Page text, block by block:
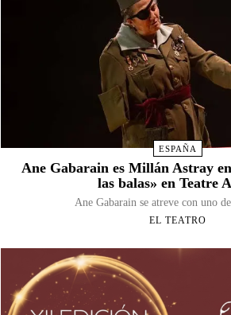
ESPAÑA
Ane Gabarain es Millán Astray
las balas» en Teatre
Ane Gabarain se atreve con uno
EL TEATRO